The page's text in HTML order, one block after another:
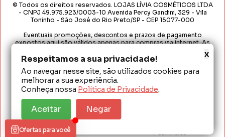
Respeitamos a sua privacidade!
Ao navegar nesse site, são utilizados cookies para
melhorar a sua experiência.
Conheça nossa Política de Privacidade.
Aceitar Negar
x
© Todos os direitos reservados. LOJAS LÍVIA COSMÉTICOS LTDA
- CNPJ 49.975.923/0003-10 Avenida Percy Gandini, 329 - Vila
Toninho - São José do Rio Preto/SP - CEP 15077-000
Eventuais promoções, descontos e prazos de pagamento
expostos aqui são válidos apenas para compras via internet. As
Loja. É proibida a utilização total ou parcial sem nossa autorização.
Em caso de divergência de preços no site, o valor válido é o do
Carrinho de Compras. Preços e condições de pagamento
exclusivos para compras via internet. Ofertas válidas até o
término de nossos estoques para internet. Vendas sujeitas à
análise e confirmação de dados.